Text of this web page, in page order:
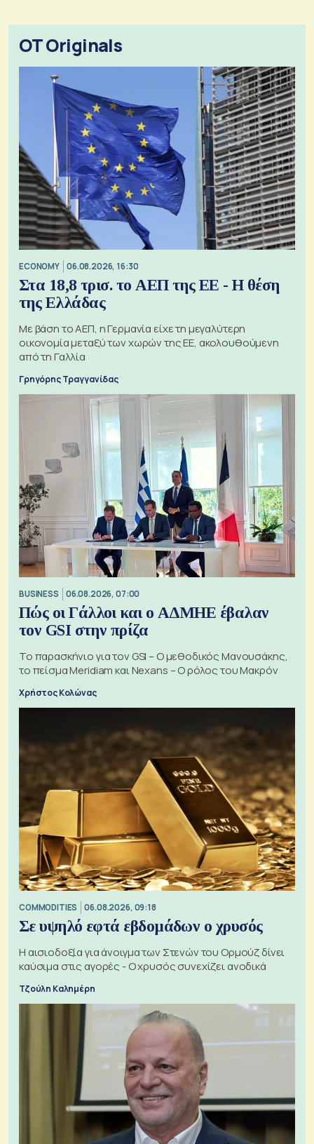
OT Originals
ECONOMY 06.08.2026, 16:30
Στα 18,8 τρισ. το ΑΕΠ της ΕΕ - Η θέση
της Ελλάδας
Με βάση το ΑΕΠ, η Γερμανία είχε τη μεγαλύτερη
οικονομία μεταξύ των χωρών της ΕΕ, ακολουθούμενη
από τη Γαλλία
Γρηγόρης Τραγγανίδας
BUSINESS 06.08.2026, 07:00
Πώς οι Γάλλοι και ο ΑΔΜΗΕ έβαλαν
τον GSI στην πρίζα
Το παρασκήνιο για τον GSI – Ο μεθοδικός Μανουσάκης,
το πείσμα Meridiam και Nexans – Ο ρόλος του Μακρόν
Χρήστος Κολώνας
COMMODITIES 06.08.2026, 09:18
Σε υψηλό εφτά εβδομάδων ο χρυσός
Η αισιοδοξία για άνοιγμα των Στενών του Ορμούζ δίνει
καύσιμα στις αγορές - Ο χρυσός συνεχίζει ανοδικά
Τζούλη Καλημέρη